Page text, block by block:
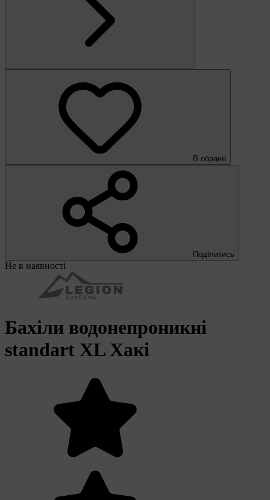
В обране
Поділитись
Не в наявності
Бахіли водонепроникні
standart XL Хакі